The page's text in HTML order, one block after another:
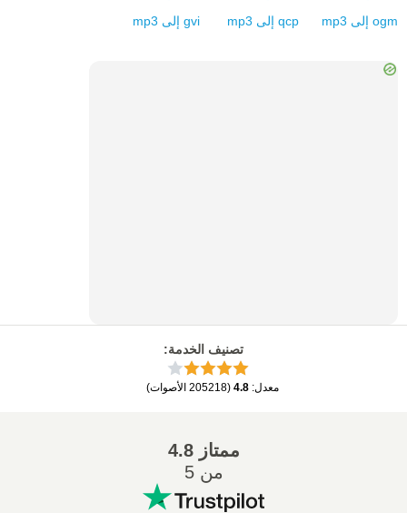
ogm إلى mp3
qcp إلى mp3
gvi إلى mp3
تصنيف الخدمة:
معدل:
4.8
(
205218 الأصوات)
ممتاز 4.8
من 5